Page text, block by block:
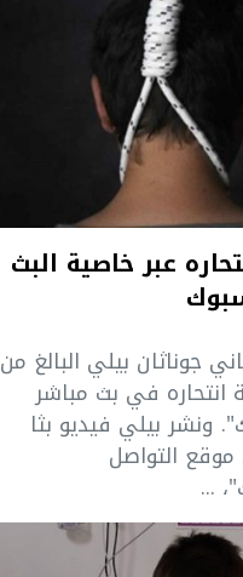
عبر خاصية البث
جوناثان بيلي البالغ من
عملية انتحاره في بث مباشر
بيلي فيديو بثا
موقع التواصل
...